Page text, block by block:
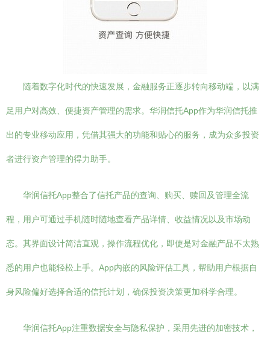
随着数字化时代的快速发展，金融服务正逐步转向移动端，以满
足用户对高效、便捷资产管理的需求。华润信托App作为华润信托推
出的专业移动应用，凭借其强大的功能和贴心的服务，成为众多投资
者进行资产管理的得力助手。
华润信托App整合了信托产品的查询、购买、赎回及管理全流
程，用户可通过手机随时随地查看产品详情、收益情况以及市场动
态。其界面设计简洁直观，操作流程优化，即使是对金融产品不太熟
悉的用户也能轻松上手。App内嵌的风险评估工具，帮助用户根据自
身风险偏好选择合适的信托计划，确保投资决策更加科学合理。
华润信托App注重数据安全与隐私保护，采用先进的加密技术，